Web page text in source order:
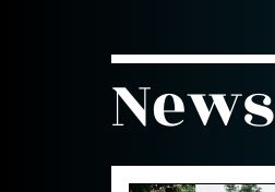
News